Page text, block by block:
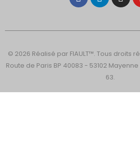
© 2026 Réalisé par FIAULT™. Tous droits
Route de Paris BP 40083 - 53102
63.